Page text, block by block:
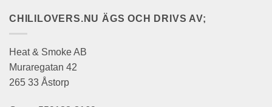
CHILILOVERS.NU ÄGS OCH DRIVS AV;
Heat & Smoke AB
Muraregatan 42
265 33 Åstorp